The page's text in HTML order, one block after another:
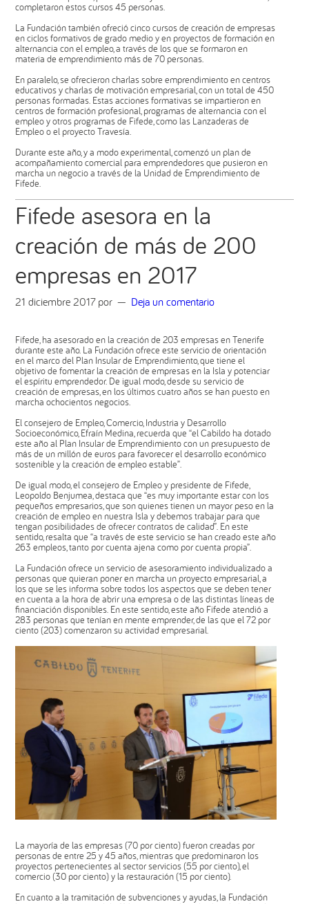
completaron estos cursos 45 personas.
La Fundación también ofreció cinco cursos de creación de empresas
en ciclos formativos de grado medio y en proyectos de formación en
alternancia con el empleo, a través de los que se formaron en
materia de emprendimiento más de 70 personas.
En paralelo, se ofrecieron charlas sobre emprendimiento en centros
educativos y charlas de motivación empresarial, con un total de 450
personas formadas. Estas acciones formativas se impartieron en
centros de formación profesional, programas de alternancia con el
empleo y otros programas de Fifede, como las Lanzaderas de
Empleo o el proyecto Travesía.
Durante este año, y a modo experimental, comenzó un plan de
acompañamiento comercial para emprendedores que pusieron en
marcha un negocio a través de la Unidad de Emprendimiento de
Fifede.
Fifede asesora en la
creación de más de 200
empresas en 2017
21 diciembre 2017por Deja un comentario
Fifede, ha asesorado en la creación de 203 empresas en Tenerife
durante este año. La Fundación ofrece este servicio de orientación
en el marco del Plan Insular de Emprendimiento, que tiene el
objetivo de fomentar la creación de empresas en la Isla y potenciar
el espíritu emprendedor. De igual modo, desde su servicio de
creación de empresas, en los últimos cuatro años se han puesto en
marcha ochocientos negocios.
El consejero de Empleo, Comercio, Industria y Desarrollo
Socioeconómico, Efraín Medina, recuerda que “el Cabildo ha dotado
este año al Plan Insular de Emprendimiento con un presupuesto de
más de un millón de euros para favorecer el desarrollo económico
sostenible y la creación de empleo estable”.
De igual modo, el consejero de Empleo y presidente de Fifede,
Leopoldo Benjumea, destaca que “es muy importante estar con los
pequeños empresarios, que son quienes tienen un mayor peso en la
creación de empleo en nuestra Isla y debemos trabajar para que
tengan posibilidades de ofrecer contratos de calidad”. En este
sentido, resalta que “a través de este servicio se han creado este año
263 empleos, tanto por cuenta ajena como por cuenta propia”.
La Fundación ofrece un servicio de asesoramiento individualizado a
personas que quieran poner en marcha un proyecto empresarial, a
los que se les informa sobre todos los aspectos que se deben tener
en cuenta a la hora de abrir una empresa o de las distintas líneas de
financiación disponibles. En este sentido, este año Fifede atendió a
283 personas que tenían en mente emprender, de las que el 72 por
ciento (203) comenzaron su actividad empresarial.
La mayoría de las empresas (70 por ciento) fueron creadas por
personas de entre 25 y 45 años, mientras que predominaron los
proyectos pertenecientes al sector servicios (55 por ciento), el
comercio (30 por ciento) y la restauración (15 por ciento).
En cuanto a la tramitación de subvenciones y ayudas, la Fundación